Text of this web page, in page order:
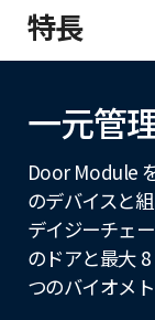
特長
一元管
Door Module
のデバイスと
デイジーチェ
のドアと最大 8
つのバイオメ